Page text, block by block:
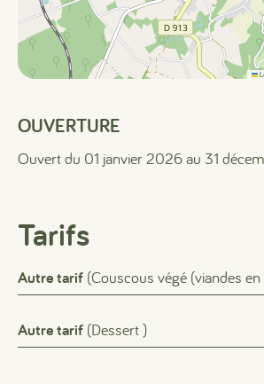
OUVERTURE
Ouvert du 01 janvier 2026 au 31
Tarifs
Autre tarif (Couscous végé (viandes
Autre tarif (Dessert )